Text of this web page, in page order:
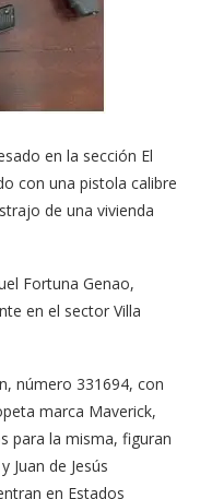
en la sección El
con una pistola calibre
de una vivienda
Fortuna Genao,
en el sector Villa
número 331694, con
marca Maverick,
para la misma, figuran
Juan de Jesús
en Estados